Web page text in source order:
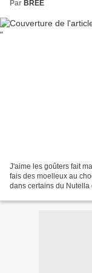
Par BREE
J'aime les goûters fait
fais des moelleux au
dans certains du